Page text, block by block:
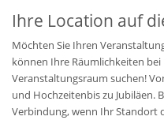
Ihre Location auf
Möchten Sie Ihren
können Ihre Räumlichkeiten
Veranstaltungsraum suchen!
und Hochzeitenbis zu Jubiläen.
Verbindung, wenn Ihr Standort